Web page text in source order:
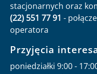
stacjonarnych oraz
(22) 551 77 91 -
operatora
Przyjęcia
poniedziałki 9:00 -